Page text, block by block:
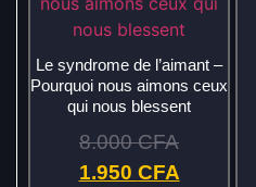
Le syndrome de l’aimant –
Pourquoi nous aimons ceux
qui nous blessent
8.000CFA
1.950 CFA